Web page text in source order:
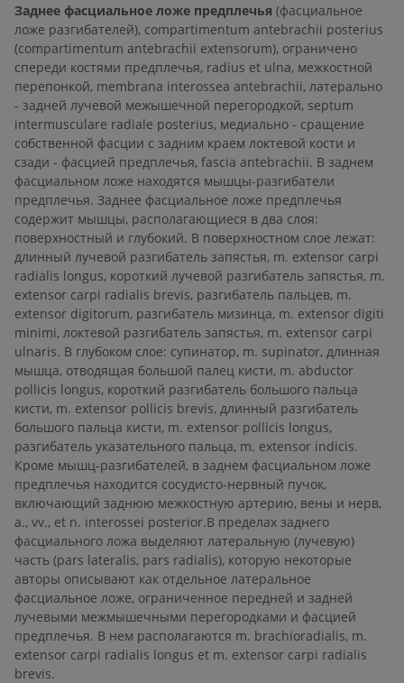
Заднее фасциальное ложе предплечья (фасциальное
ложе разгибателей), compartimentum antebrachii posterius
(compartimentum antebrachii extensorum), ограничено
спереди костями предплечья, radius et ulna, межкостной
перепонкой, membrana interossea antebrachii, латерально
- задней лучевой межышечной перегородкой, septum
intermusculare radiale posterius, медиально - сращение
собственной фасции с задним краем локтевой кости и
сзади - фасцией предплечья, fascia antebrachii. В заднем
фасциальном ложе находятся мышцы-разгибатели
предплечья. Заднее фасциальное ложе предплечья
содержит мышцы, располагающиеся в два слоя:
поверхностный и глубокий. В поверхностном слое лежат:
длинный лучевой разгибатель запястья, m. extensor carpi
radialis longus, короткий лучевой разгибатель запястья, m.
extensor carpi radialis brevis, разгибатель пальцев, m.
extensor digitorum, разгибатель мизинца, m. extensor digiti
minimi, локтевой разгибатель запястья, m. extensor carpi
ulnaris. В глубоком слое: супинатор, m. supinator, длинная
мышца, отводящая большой палец кисти, m. abductor
pollicis longus, короткий разгибатель большого пальца
кисти, m. extensor pollicis brevis, длинный разгибатель
большого пальца кисти, m. extensor pollicis longus,
разгибатель указательного пальца, m. extensor indicis.
Кроме мышц-разгибателей, в заднем фасциальном ложе
предплечья находится сосудисто-нервный пучок,
включающий заднюю межкостную артерию, вены и нерв,
a., vv., et n. interossei posterior.В пределах заднего
фасциального ложа выделяют латеральную (лучевую)
часть (pars lateralis, pars radialis), которую некоторые
авторы описывают как отдельное латеральное
фасциальное ложе, ограниченное передней и задней
лучевыми межмышечными перегородками и фасцией
предплечья. В нем располагаются m. brachioradialis, m.
extensor carpi radialis longus et m. extensor carpi radialis
brevis.